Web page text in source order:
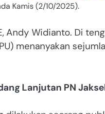
Kamis (2/10/2025).
Andy Widianto. Di
menanyakan
Lanjutan PN